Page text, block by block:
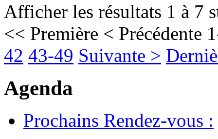
Afficher les résultats 1 à 7
<< Première < Précédente
42 43-49 Suivante >
Agenda
Prochains Rendez-vous :